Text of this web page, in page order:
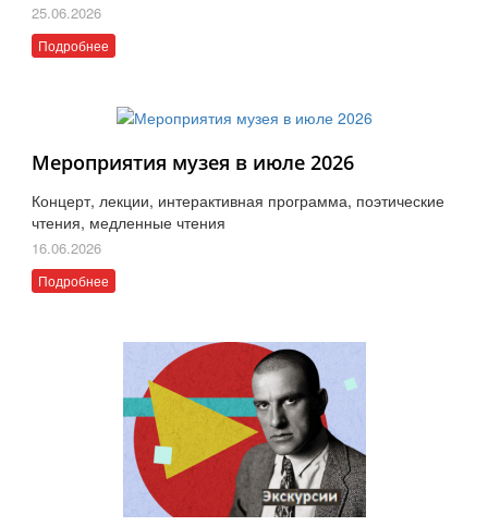
25.06.2026
Подробнее
Мероприятия музея в июле 2026
Концерт, лекции, интерактивная программа, поэтические
чтения, медленные чтения
16.06.2026
Подробнее